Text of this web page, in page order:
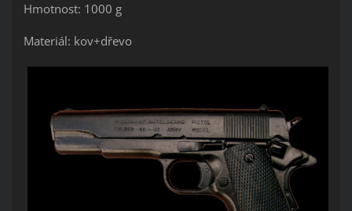
Hmotnost: 1000 g
Materiál: kov+dřevo